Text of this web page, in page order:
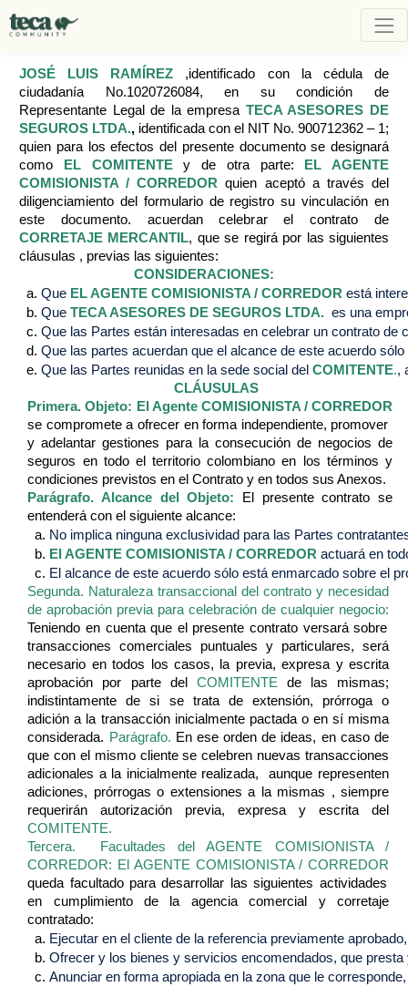
JOSÉ LUIS RAMÍREZ
,identificado con la cédula de
ciudadanía No.1020726084, en su condición de
Representante Legal de la empresa TECA ASESORES DE
SEGUROS LTDA., identificada con el NIT No. 900712362 – 1;
quien para los efectos del presente documento se designará
como
EL COMITENTEy de otra parte:
EL AGENTE
COMISIONISTA / CORREDOR quien aceptó a través del
diligenciamiento del formulario de registro su vinculación en
este documento. acuerdan celebrar el contrato de
CORRETAJE MERCANTIL, que se regirá por las siguientes
cláusulas , previas las siguientes:
CONSIDERACIONES:
Que EL AGENTE COMISIONISTA / CORREDOR está
Que TECA ASESORES DE SEGUROS LTDA. es una
Que las Partes están interesadas en celebrar un contrato de
Que las partes acuerdan que el alcance de este acuerdo
Que las Partes reunidas en la sede social del COMITENTE.,
CLÁUSULAS
Primera. Objeto: El Agente COMISIONISTA / CORREDOR
se compromete a ofrecer en forma independiente, promover
y adelantar gestiones para la consecución de negocios de
seguros en todo el territorio colombiano en los términos y
condiciones previstos en el Contrato y en todos sus Anexos.
Parágrafo. Alcance del Objeto:
El presente contrato se
entenderá con el siguiente alcance:
No implica ninguna exclusividad para las Partes
El AGENTE COMISIONISTA / CORREDOR actuará en
El alcance de este acuerdo sólo está enmarcado sobre el
Segunda. Naturaleza transaccional del contrato y necesidad
de aprobación previa para celebración de cualquier negocio:
Teniendo en cuenta que el presente contrato versará sobre
transacciones comerciales puntuales y particulares, será
necesario en todos los casos, la previa, expresa y escrita
aprobación por parte del COMITENTE de las mismas;
indistintamente de si se trata de extensión, prórroga o
adición a la transacción inicialmente pactada o en sí misma
considerada. Parágrafo. En ese orden de ideas, en caso de
que con el mismo cliente se celebren nuevas transacciones
adicionales a la inicialmente realizada, aunque representen
adiciones, prórrogas o extensiones a la mismas , siempre
requerirán autorización previa, expresa y escrita del
COMITENTE.
Tercera. Facultades del AGENTE COMISIONISTA /
CORREDOR: El AGENTE COMISIONISTA / CORREDOR
queda facultado para desarrollar las siguientes actividades
en cumplimiento de la agencia comercial y corretaje
contratado:
Ejecutar en el cliente de la referencia previamente
Ofrecer y los bienes y servicios encomendados, que
Anunciar en forma apropiada en la zona que le